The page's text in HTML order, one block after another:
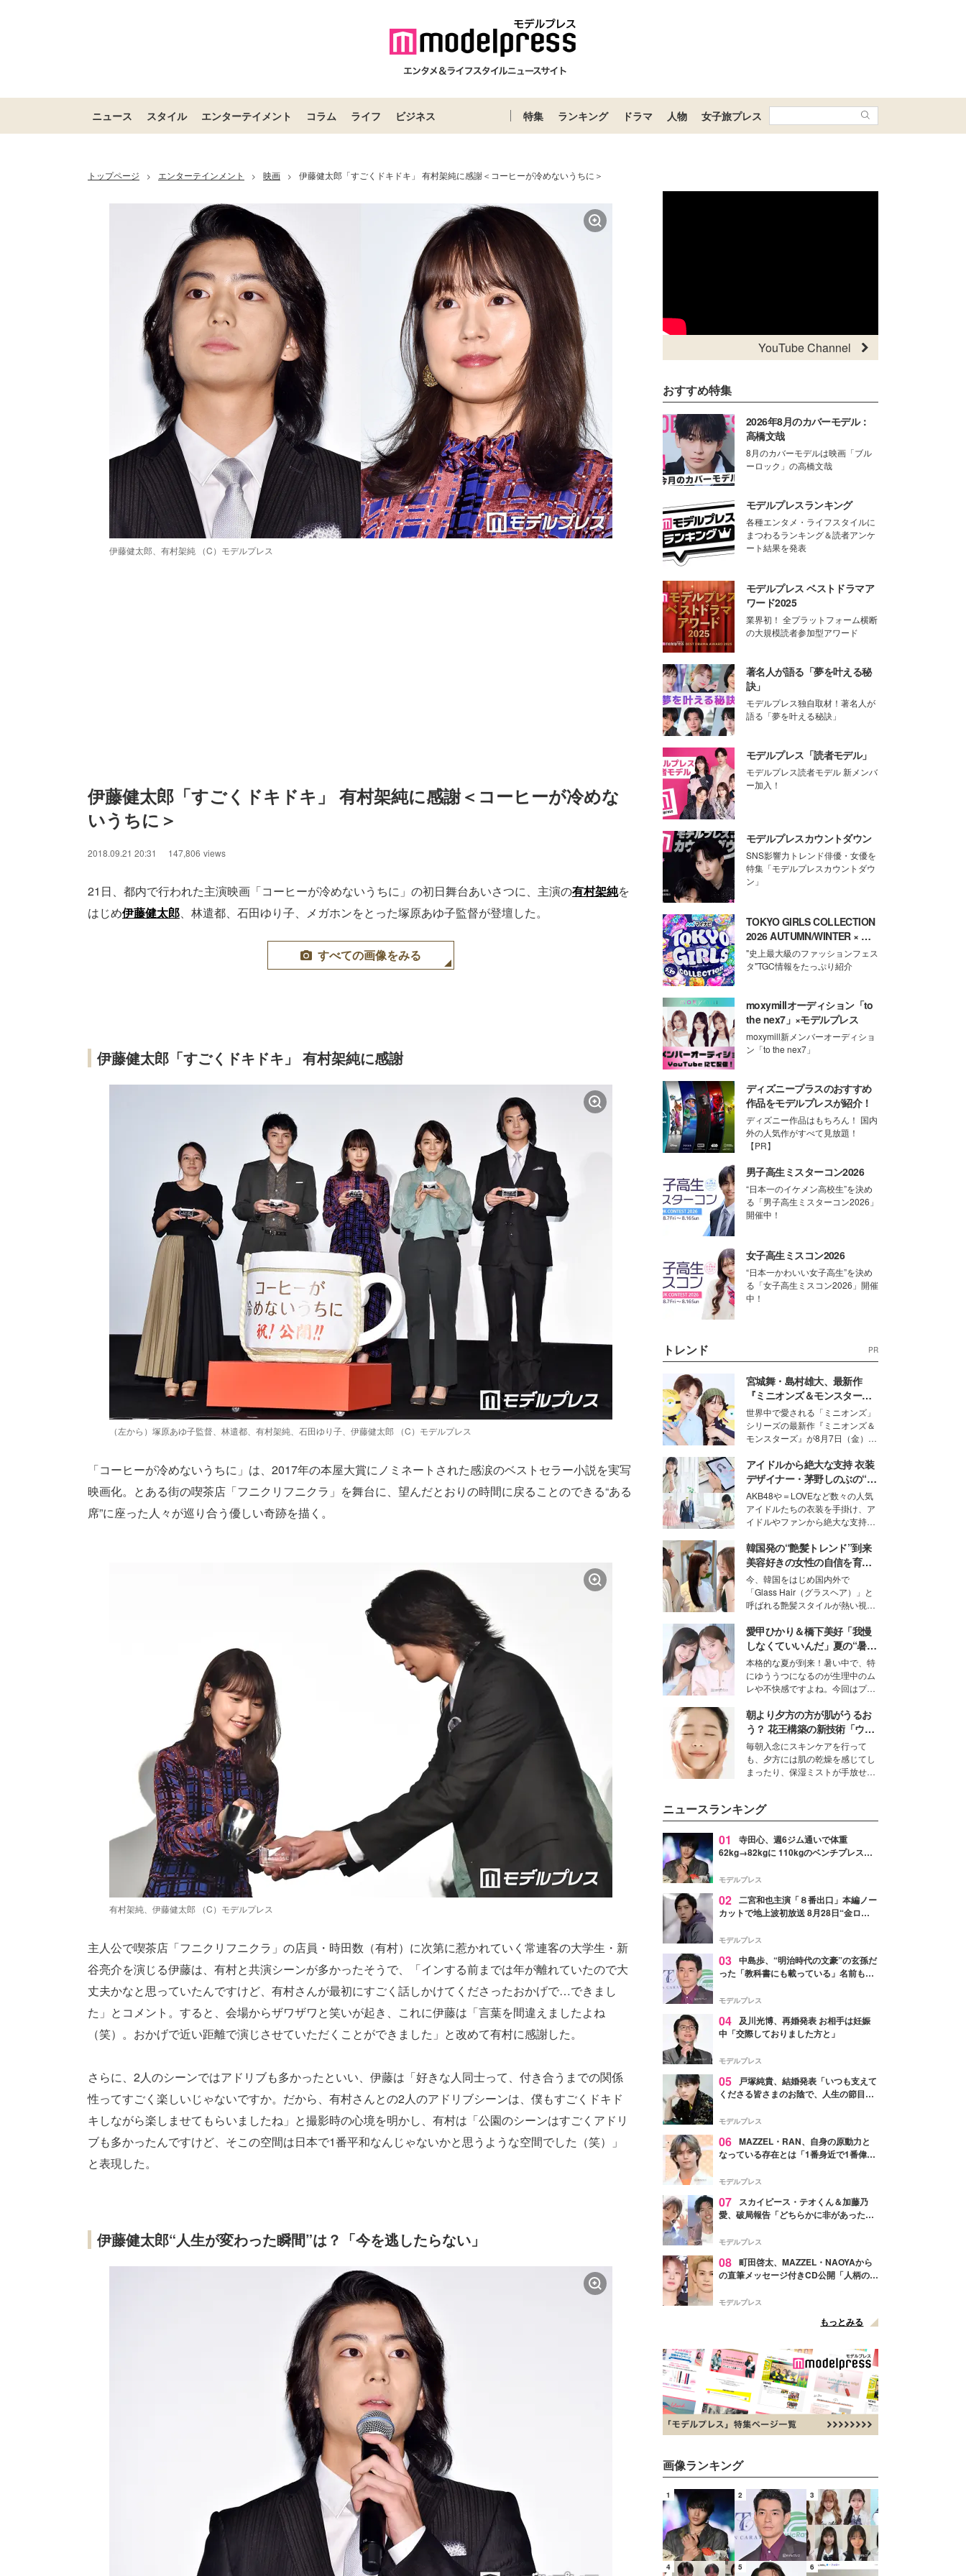
ニュース スタイル エンターテイメント コラム ライフ ビジネス 特集 ランキング ドラマ 人物 女子旅プレス
トップページ > エンターテインメント > 映画 > 伊藤健太郎「すごくドキドキ」 有村架純に感謝＜コーヒーが冷めないうちに＞
伊藤健太郎、有村架純 （C）モデルプレス
伊藤健太郎「すごくドキドキ」 有村架純に感謝＜コーヒーが冷めな
いうちに＞
2018.09.21 20:31 147,806 views
21日、都内で行われた主演映画「コーヒーが冷めないうちに」の初日舞台あいさつに、主演の有村架純を
はじめ伊藤健太郎、林遣都、石田ゆり子、メガホンをとった塚原あゆ子監督が登壇した。
すべての画像をみる
伊藤健太郎「すごくドキドキ」 有村架純に感謝
（左から）塚原あゆ子監督、林遣都、有村架純、石田ゆり子、伊藤健太郎 （C）モデルプレス
「コーヒーが冷めないうちに」は、2017年の本屋大賞にノミネートされた感涙のベストセラー小説を実写
映画化。とある街の喫茶店「フニクリフニクラ」を舞台に、望んだとおりの時間に戻ることのできる“ある
席”に座った人々が巡り合う優しい奇跡を描く。
有村架純、伊藤健太郎 （C）モデルプレス
主人公で喫茶店「フニクリフニクラ」の店員・時田数（有村）に次第に惹かれていく常連客の大学生・新
谷亮介を演じる伊藤は、有村と共演シーンが多かったそうで、「インする前までは年が離れていたので大
丈夫かなと思っていたんですけど、有村さんが最初にすごく話しかけてくださったおかげで…できまし
た」とコメント。すると、会場からザワザワと笑いが起き、これに伊藤は「言葉を間違えましたよね
（笑）。おかげで近い距離で演じさせていただくことができました」と改めて有村に感謝した。
さらに、2人のシーンではアドリブも多かったといい、伊藤は「好きな人同士って、付き合うまでの関係
性ってすごく楽しいじゃないですか。だから、有村さんとの2人のアドリブシーンは、僕もすごくドキド
キしながら楽しませてもらいましたね」と撮影時の心境を明かし、有村は「公園のシーンはすごくアドリ
ブも多かったんですけど、そこの空間は日本で1番平和なんじゃないかと思うような空間でした（笑）」
と表現した。
伊藤健太郎“人生が変わった瞬間”は？「今を逃したらない」
YouTube Channel
おすすめ特集
2026年8月のカバーモデル：
高橋文哉
8月のカバーモデルは映画「ブル
ーロック」の高橋文哉
モデルプレスランキング
各種エンタメ・ライフスタイルに
まつわるランキング＆読者アンケ
ート結果を発表
モデルプレス ベストドラマア
ワード2025
業界初！ 全プラットフォーム横断
の大規模読者参加型アワード
著名人が語る「夢を叶える秘
訣」
モデルプレス独自取材！著名人が
語る「夢を叶える秘訣」
モデルプレス「読者モデル」
モデルプレス読者モデル 新メンバ
ー加入！
モデルプレスカウントダウン
SNS影響力トレンド俳優・女優を
特集「モデルプレスカウントダウ
ン」
TOKYO GIRLS COLLECTION
2026 AUTUMN/WINTER × モ
デルプレス
"史上最大級のファッションフェス
タ"TGC情報をたっぷり紹介
moxymillオーディション「to
the nex7」×モデルプレス
moxymill新メンバーオーディショ
ン「to the nex7」
ディズニープラスのおすすめ
作品をモデルプレスが紹介！
ディズニー作品はもちろん！ 国内
外の人気作がすべて見放題！
【PR】
男子高生ミスターコン2026
“日本一のイケメン高校生”を決め
る「男子高生ミスターコン2026」
開催中！
女子高生ミスコン2026
“日本一かわいい女子高生”を決め
る「女子高生ミスコン2026」開催
中！
トレンド PR
宮城舞・島村雄大、最新作
『ミニオンズ＆モンスター
ズ』の魅力熱弁 ハチャメチャ
だけじゃない“友情と絆”に感
動
世界中で愛される「ミニオンズ」
シリーズの最新作『ミニオンズ＆
モンスターズ』が8月7日（金）に
ニオン好き”という共通点を持つモ
デルの宮城舞と島村雄大の特別対
談をお届け！それぞれの視点か
ら、今作ならではの魅力や予想外
の感動をもたらす奥深いストーリ
ーについて熱く語り合ってもらっ
た。
アイドルから絶大な支持 衣装
デザイナー・茅野しのぶの“可
愛い”を作る美学＜「シチズン
クロスシー」インタビュー＞
AKB48や＝LOVEなど数々の人気
アイドルたちの衣装を手掛け、ア
イドルやファンから絶大な支持を
取締役兼クリエイティブディレク
ター・茅野しのぶ。一人ひとりの
個性に寄り添い、魅力を引き出す
衣装作りは、多くの女性たちに勇
気と自信を与え続けている。
韓国発の“艶髪トレンド”到来
美容好きの女性の自信を育む
「ヘアケア事情」って？
今、韓国をはじめ国内外で
「Glass Hair（グラスヘア）」と
呼ばれる艶髪スタイルが熱い視線
ションの完成度を高めるベースと
して、“髪そのものの美しさ”に改
めて注目する人が増えている様
子。今回は、そんな憧れの艶やか
な髪を日常で叶える、美容好きの
女性たちのヘアケア事情を紹介し
ます。
愛甲ひかり＆橋下美好「我慢
しなくていいんだ」夏の“暑さ
対策”の新しい選択肢とは？
本格的な夏が到来！暑い中で、特
にゆううつになるのが生理中のム
レや不快感ですよね。今回はプラ
モデル・愛甲ひかりさんと橋下美
好さんを迎えて本音で女子会トー
ク。猛暑のお出かけを快適に過ご
すヒントや、2人が感動した夏の
生理の新常識にも迫りました。
朝より夕方の方が肌がうるお
う？ 花王構築の新技術「ウォ
ーターキャプチャリングスキ
ン（捕水肌）」がスキンケア
の常識を変える予感
毎朝入念にスキンケアを行って
も、夕方には肌の乾燥を感じてし
まったり、保湿ミストが手放せな
性を秘めた、革新的な「Water
Capturing Skin（ウォーターキャ
プチャリングスキン：捕水肌）」
技術を、花王が構築した。
ニュースランキング
01
寺田心、週6ジム通いで体重
62kg→82kgに 110kgのベンチプレス持
「かっこいい」と反響
モデルプレス
02 二宮和也主演「８番出口」本編ノー
カットで地上波初放送 8月28日“金ロ
モデルプレス
03 中島歩、“明治時代の文豪”の玄孫だ
った「教科書にも載っている」名前も先
モデルプレス
04 及川光博、再婚発表 お相手は妊娠
中「交際しておりました方と」
モデルプレス
05
戸塚純貴、結婚発表「いつも支えて
くださる皆さまのお陰で、人生の節目を
す」【全文】
モデルプレス
06 MAZZEL・RAN、自身の原動力と
なっている存在とは「1番身近で1番偉大
モデルプレス
07
スカイピース・テオくん＆加藤乃
愛、破局報告「どちらかに非があったわ
モデルプレス
08 町田啓太、MAZZEL・NAOYAから
の直筆メッセージ付きCD公開「人柄の良
モデルプレス
もっとみる
画像ランキング
1 2 3
4 5 6